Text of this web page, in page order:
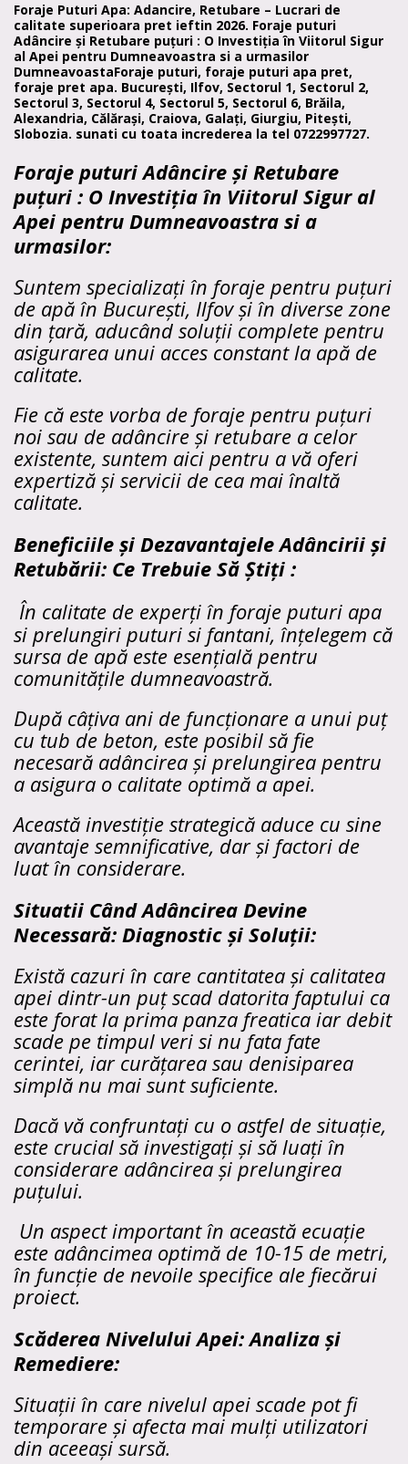
Foraje Puturi Apa: Adancire, Retubare – Lucrari de
calitate superioara pret ieftin 2026. Foraje puturi
Adâncire și Retubare puțuri : O Investiția în Viitorul Sigur
al Apei pentru Dumneavoastra si a urmasilor
DumneavoastaForaje puturi, foraje puturi apa pret,
foraje pret apa. București, Ilfov, Sectorul 1, Sectorul 2,
Sectorul 3, Sectorul 4, Sectorul 5, Sectorul 6, Brăila,
Alexandria, Călărași, Craiova, Galați, Giurgiu, Pitești,
Slobozia. sunati cu toata increderea la tel 0722997727.
Foraje puturi Adâncire și Retubare
puțuri : O Investiția în Viitorul Sigur al
Apei pentru Dumneavoastra si a
urmasilor:
Suntem specializați în foraje pentru puțuri
de apă în București, Ilfov și în diverse zone
din țară, aducând soluții complete pentru
asigurarea unui acces constant la apă de
calitate.
Fie că este vorba de foraje pentru puțuri
noi sau de adâncire și retubare a celor
existente, suntem aici pentru a vă oferi
expertiză și servicii de cea mai înaltă
calitate.
Beneficiile și Dezavantajele Adâncirii și
Retubării: Ce Trebuie Să Știți :
În calitate de experți în foraje puturi apa
si prelungiri puturi si fantani, înțelegem că
sursa de apă este esențială pentru
comunitățile dumneavoastră.
După câțiva ani de funcționare a unui puț
cu tub de beton, este posibil să fie
necesară adâncirea și prelungirea pentru
a asigura o calitate optimă a apei.
Această investiție strategică aduce cu sine
avantaje semnificative, dar și factori de
luat în considerare.
Situatii Când Adâncirea Devine
Necessară: Diagnostic și Soluții:
Există cazuri în care cantitatea și calitatea
apei dintr-un puț scad datorita faptului ca
este forat la prima panza freatica iar debit
scade pe timpul veri si nu fata fate
cerintei, iar curățarea sau denisiparea
simplă nu mai sunt suficiente.
Dacă vă confruntați cu o astfel de situație,
este crucial să investigați și să luați în
considerare adâncirea și prelungirea
puțului.
Un aspect important în această ecuație
este adâncimea optimă de 10-15 de metri,
în funcție de nevoile specifice ale fiecărui
proiect.
Scăderea Nivelului Apei: Analiza și
Remediere:
Situații în care nivelul apei scade pot fi
temporare și afecta mai mulți utilizatori
din aceeași sursă.